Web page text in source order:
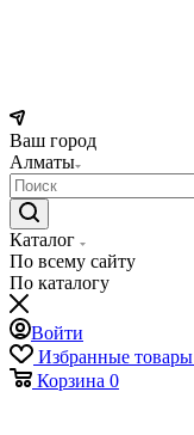
Ваш город
Алматы
Каталог
По всему сайту
По каталогу
Войти
Избранные товары
Корзина 0